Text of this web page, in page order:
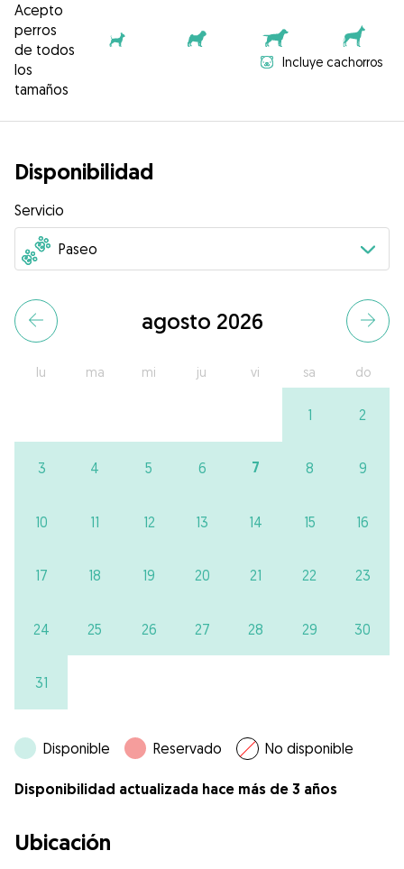
Acepto
perros
de todos
los
tamaños
Incluye cachorros
Disponibilidad
Servicio
agosto 2026
lu ma mi ju vi sa do
1 2
3 4 5 6 7 8 9
10 11 12 13 14 15 16
17 18 19 20 21 22 23
24 25 26 27 28 29 30
31
Disponible Reservado No disponible
Disponibilidad actualizada hace más de 3 años
Ubicación